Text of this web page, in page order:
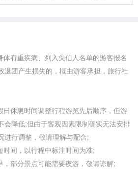
有重疾病、列入失信人名单的游客报名
团产生损失的，概由游客承担， 旅行社
日休息时间调整行程游览先后顺序，但游
会降低;但由于客观因素限制确实无法安排
进行调整，敬请理解与配合;
间，以行程中标注时间为准;
部分景点可能需要夜游，敬请谅解;